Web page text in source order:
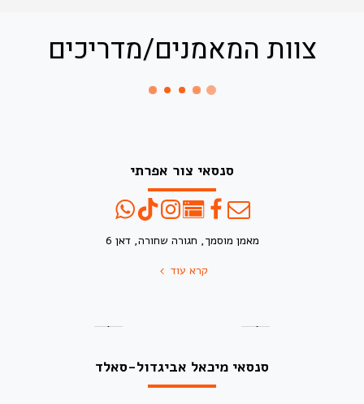
צוות המאמנים/מדריכים
סנסאי צור אפרתי
מאמן מוסמך, חגורה שחורה, דאן 6
קרא עוד
סנסאי מיכאל אביגדול-סאלד